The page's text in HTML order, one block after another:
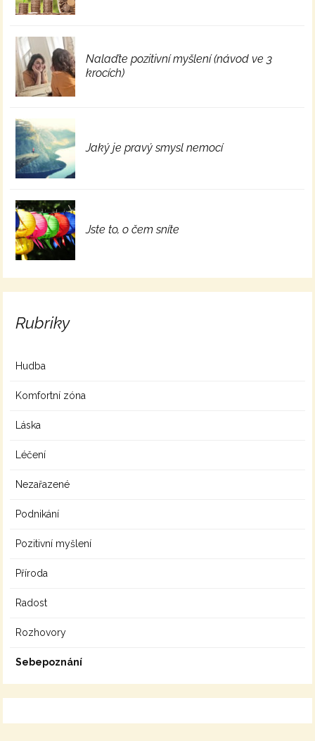
Nalaďte pozitivní myšlení (návod ve 3
krocích)
Jaký je pravý smysl nemocí
Jste to, o čem sníte
Rubriky
Hudba
Komfortní zóna
Láska
Léčení
Nezařazené
Podnikání
Pozitivní myšlení
Příroda
Radost
Rozhovory
Sebepoznání